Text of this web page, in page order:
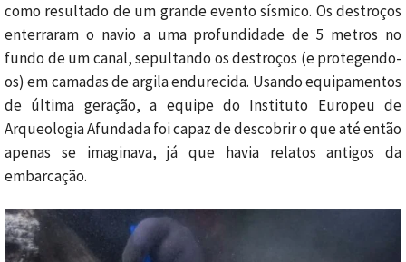
como resultado de um grande evento sísmico. Os destroços
enterraram o navio a uma profundidade de 5 metros no
fundo de um canal, sepultando os destroços (e protegendo-
os) em camadas de argila endurecida. Usando equipamentos
de última geração, a equipe do Instituto Europeu de
Arqueologia Afundada foi capaz de descobrir o que até então
apenas se imaginava, já que havia relatos antigos da
embarcação.